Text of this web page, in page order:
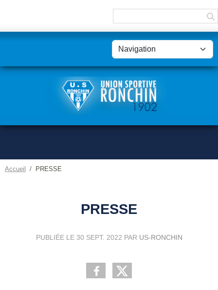
Accueil PRESSE
PRESSE
PUBLIÉE LE 30 SEPT. 2022 PAR US-RONCHIN